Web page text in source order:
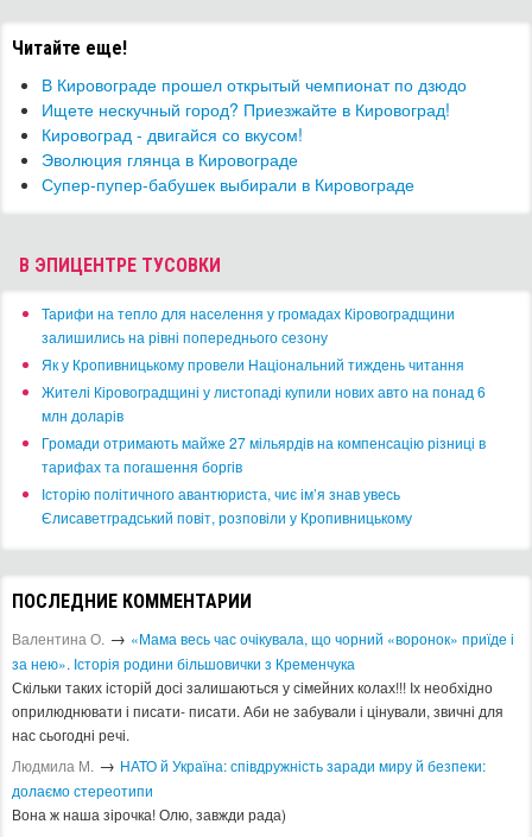
Читайте еще!
В Кировограде прошел открытый чемпионат по дзюдо
Ищете нескучный город? Приезжайте в Кировоград!
Кировоград - двигайся со вкусом!
Эволюция глянца в Кировограде
Супер-пупер-бабушек выбирали в Кировограде
В ЭПИЦЕНТРЕ ТУСОВКИ
​Тарифи на тепло для населення у громадах Кіровоградщини
залишились на рівні попереднього сезону
​Як у Кропивницькому провели Національний тиждень читання
​Жителі Кіровоградщині у листопаді купили нових авто на понад 6
млн доларів
​Громади отримають майже 27 мільярдів на компенсацію різниці в
тарифах та погашення боргів
Історію політичного авантюриста, чиє ім’я знав увесь
Єлисаветградський повіт, розповіли у Кропивницькому
ПОСЛЕДНИЕ КОММЕНТАРИИ
Валентина О. → «Мама весь час очікувала, що чорний «воронок» приїде і
за нею». Історія родини більшовички з Кременчука
Скільки таких історій досі залишаються у сімейних колах!!! Іх необхідно
оприлюднювати і писати- писати. Аби не забували і цінували, звичні для
нас сьогодні речі.
Людмила М. → ​НАТО й Україна: співдружність заради миру й безпеки:
долаємо стереотипи
Вона ж наша зірочка! Олю, завжди рада)